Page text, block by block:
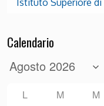
Istituto Superiore di
Calendario
L M M